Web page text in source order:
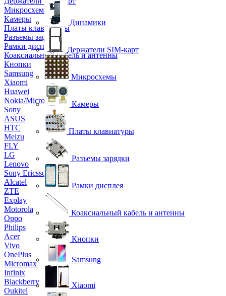
Микросхемы
Камеры
Платы клавиатуры
Разъемы зарядки
Рамки дисплея
Коаксиальный кабель и антенны
Кнопки
Samsung
Xiaomi
Huawei
Nokia/Microsoft
Sony
ASUS
HTC
Meizu
FLY
LG
Lenovo
Sony Ericsson
Alcatel
ZTE
Explay
Motorola
Oppo
Philips
Acer
Vivo
OnePlus
Micromax
Infinix
Blackberry
Oukitel
Динамики
Держатели SIM-карт
Микросхемы
Камеры
Платы клавиатуры
Разъемы зарядки
Рамки дисплея
Коаксиальный кабель и антенны
Кнопки
Samsung
Xiaomi